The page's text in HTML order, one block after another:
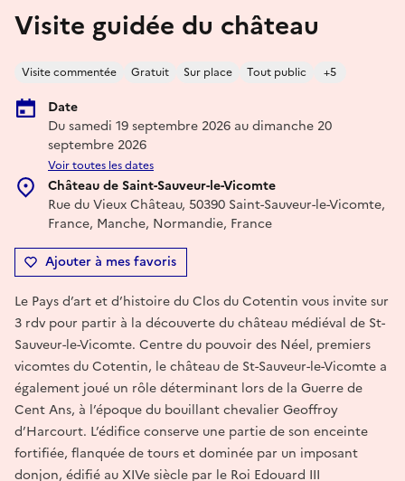
Visite guidée du château
Visite commentée Gratuit Sur place Tout public +5
Date
Du samedi 19 septembre 2026 au dimanche 20
septembre 2026
Voir toutes les dates
Château de Saint-Sauveur-le-Vicomte
Rue du Vieux Château, 50390 Saint-Sauveur-le-Vicomte,
France, Manche, Normandie, France
Ajouter à mes favoris
Le Pays d’art et d’histoire du Clos du Cotentin vous invite sur
3 rdv pour partir à la découverte du château médiéval de St-
Sauveur-le-Vicomte. Centre du pouvoir des Néel, premiers
vicomtes du Cotentin, le château de St-Sauveur-le-Vicomte a
également joué un rôle déterminant lors de la Guerre de
Cent Ans, à l’époque du bouillant chevalier Geoffroy
d’Harcourt. L’édifice conserve une partie de son enceinte
fortifiée, flanquée de tours et dominée par un imposant
donjon, édifié au XIVe siècle par le Roi Edouard III